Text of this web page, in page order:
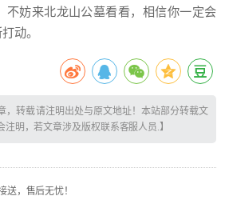
不妨来北龙山公墓看看，相信你一定会
动。
，转载请注明出处与原文地址！本站部分转载文
明，若文章涉及版权联系客服人员.】
送，售后无忧！